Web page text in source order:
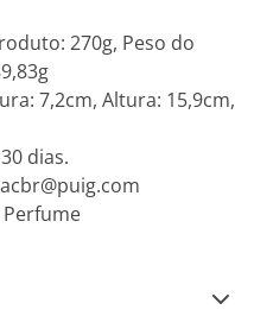
270g, Peso do
7,2cm, Altura: 15,9cm,
dias.